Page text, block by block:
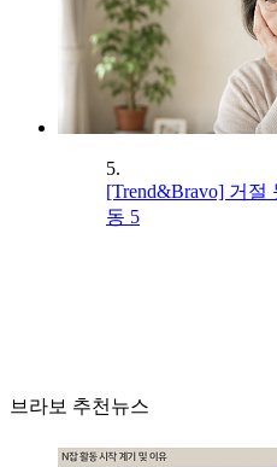
5.
[Trend&Bravo] 거절
동 5
브라보 추천뉴스